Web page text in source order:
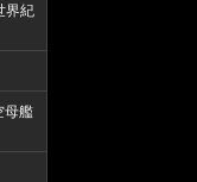
界紀
母艦